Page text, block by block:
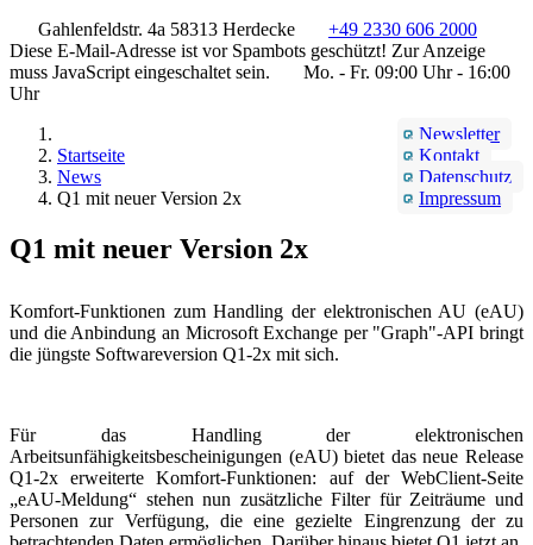
Gahlenfeldstr. 4a 58313 Herdecke
+49 2330 606 2000
Diese E-Mail-Adresse ist vor Spambots geschützt! Zur Anzeige
muss JavaScript eingeschaltet sein.
Mo. - Fr. 09:00 Uhr - 16:00
Uhr
Newsletter
Kontakt
Datenschutz
Impressum
Startseite
News
Q1 mit neuer Version 2x
Q1 mit neuer Version 2x
Komfort-Funktionen zum Handling der elektronischen AU (eAU)
und die Anbindung an Microsoft Exchange per "Graph"-API bringt
die jüngste Softwareversion Q1-2x mit sich.
Für das Handling der elektronischen
Arbeitsunfähigkeitsbescheinigungen (eAU) bietet das neue Release
Q1-2x erweiterte Komfort-Funktionen: auf der WebClient-Seite
„eAU-Meldung“ stehen nun zusätzliche Filter für Zeiträume und
Personen zur Verfügung, die eine gezielte Eingrenzung der zu